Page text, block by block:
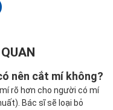
nên cắt mí không?
rõ hơn cho người có mí
Bác sĩ sẽ loại bỏ